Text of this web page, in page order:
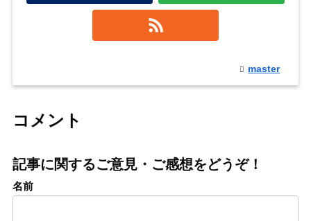
master
コメント
記事に関するご意見・ご感想をどうぞ！
名前